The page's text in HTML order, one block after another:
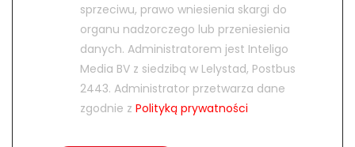
sprzeciwu, prawo wniesienia skargi do
organu nadzorczego lub przeniesienia
danych. Administratorem jest Inteligo
Media BV z siedzibą w Lelystad, Postbus
2443. Administrator przetwarza dane
zgodnie z Polityką prywatności